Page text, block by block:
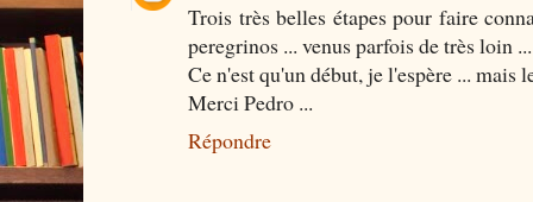
Trois très belles étapes pour faire
peregrinos ... venus parfois de très loin ...
Ce n'est qu'un début, je l'espère ... mais
Merci Pedro ...
Répondre